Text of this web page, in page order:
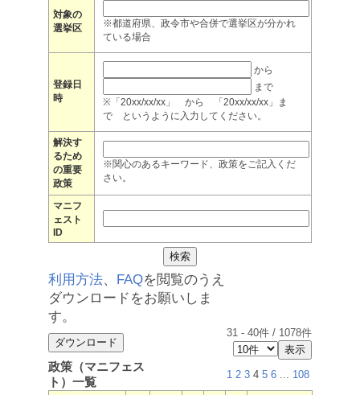
対象の
選挙区
※都道府県、政令市や合併で選挙区が分かれ
ている場合
登録日
時
から
まで
※「20xx/xx/xx」 から 「20xx/xx/xx」ま
で というように入力してください。
解決す
るため
の重要
政策
※関心のあるキーワード、政策をご記入くだ
さい。
マニフ
ェスト
ID
利用方法、 FAQを閲覧のうえ
ダウンロードをお願いしま
す。
31 - 40件 / 1078件
政策（マニフェス
ト）一覧
1 2 3 4 5 6 ... 108